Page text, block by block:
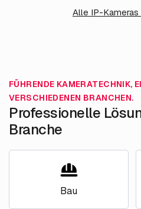
Alle IP-Kameras
FÜHRENDE KAMERATECHNIK,
VERSCHIEDENEN BRANCHEN.
Professionelle
Branche
Bau